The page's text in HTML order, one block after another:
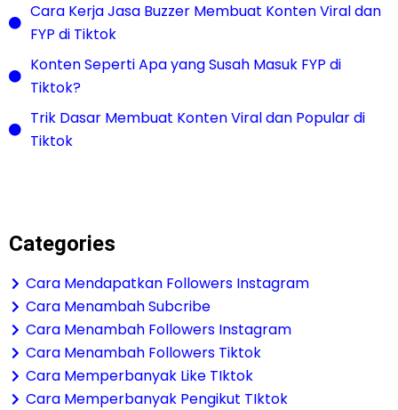
Cara Kerja Jasa Buzzer Membuat Konten Viral dan
FYP di Tiktok
Konten Seperti Apa yang Susah Masuk FYP di
Tiktok?
Trik Dasar Membuat Konten Viral dan Popular di
Tiktok
Categories
Cara Mendapatkan Followers Instagram
Cara Menambah Subcribe
Cara Menambah Followers Instagram
Cara Menambah Followers Tiktok
Cara Memperbanyak Like TIktok
Cara Memperbanyak Pengikut TIktok